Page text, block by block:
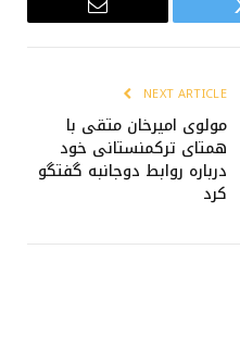
Email
NEXT ARTICLE
مولوی امیرخان متقی با
همتای ترکمنستانی خود
درباره روابط دوجانبه گفتگو
کرد